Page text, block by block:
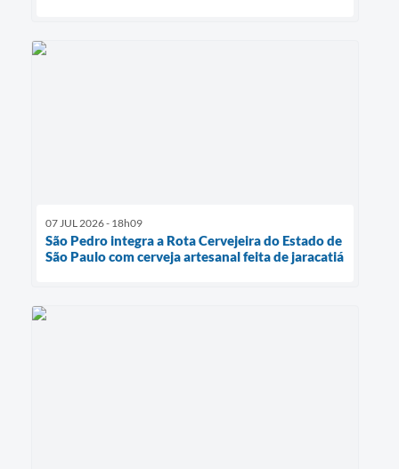
07 JUL 2026 - 18h09
São Pedro integra a Rota Cervejeira do Estado de
São Paulo com cerveja artesanal feita de jaracatiá